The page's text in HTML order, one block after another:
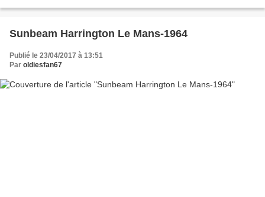
Sunbeam Harrington Le Mans-1964
Publié le 23/04/2017 à 13:51
Par oldiesfan67